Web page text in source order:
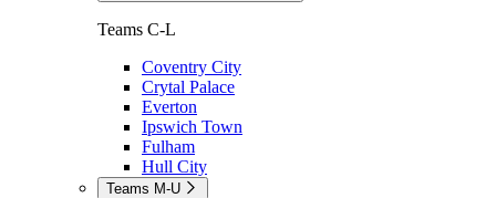
Teams C-L
Coventry City
Crytal Palace
Everton
Ipswich Town
Fulham
Hull City
Teams M-U